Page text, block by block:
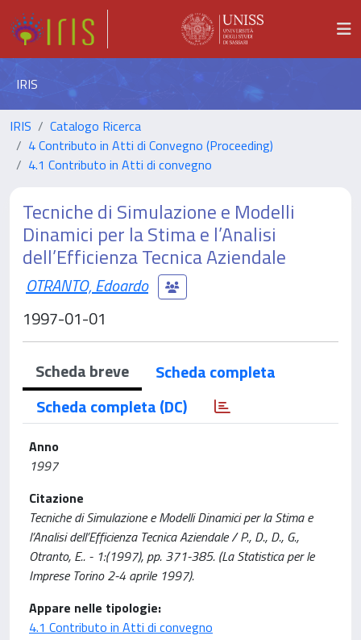
IRIS
IRIS
Catalogo Ricerca
4 Contributo in Atti di Convegno (Proceeding)
4.1 Contributo in Atti di convegno
Tecniche di Simulazione e Modelli
Dinamici per la Stima e l’Analisi
dell’Efficienza Tecnica Aziendale
OTRANTO, Edoardo
1997-01-01
Scheda breve
Scheda completa
Scheda completa (DC)
Anno
1997
Citazione
Tecniche di Simulazione e Modelli Dinamici per la Stima e
l’Analisi dell’Efficienza Tecnica Aziendale / P., D., D., G.,
Otranto, E.. - 1:(1997), pp. 371-385. (La Statistica per le
Imprese Torino 2-4 aprile 1997).
Appare nelle tipologie:
4.1 Contributo in Atti di convegno